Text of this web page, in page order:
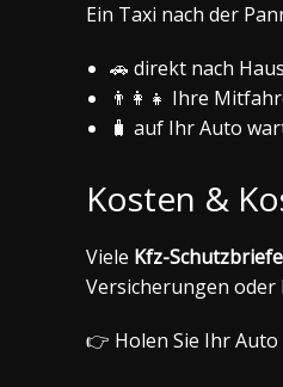
Ein Taxi nach der
🚗 direkt nach
👨‍👩‍👧 Ihre
🧳 auf Ihr Auto
Kosten &
Viele Kfz-Schutzbriefe
Versicherungen
👉 Holen Sie Ihr